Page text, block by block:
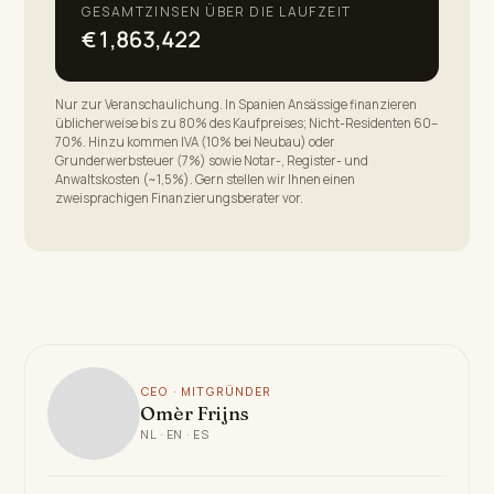
GESAMTZINSEN ÜBER DIE LAUFZEIT
€1,863,422
Nur zur Veranschaulichung. In Spanien Ansässige finanzieren
üblicherweise bis zu 80% des Kaufpreises; Nicht-Residenten 60–
70%. Hinzu kommen IVA (10% bei Neubau) oder
Grunderwerbsteuer (7%) sowie Notar-, Register- und
Anwaltskosten (~1,5%). Gern stellen wir Ihnen einen
zweisprachigen Finanzierungsberater vor.
CEO · MITGRÜNDER
Omèr Frijns
NL · EN · ES